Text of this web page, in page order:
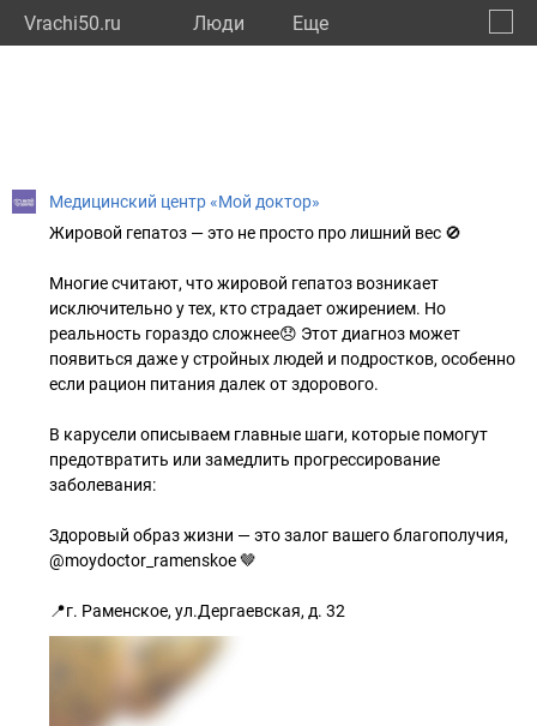
Vrachi50.ru Люди Eще
Медицинский центр «Мой доктор»
Жировой гепатоз — это не просто про лишний вес 🚫
Многие считают, что жировой гепатоз возникает
исключительно у тех, кто страдает ожирением. Но
реальность гораздо сложнее😞 Этот диагноз может
появиться даже у стройных людей и подростков, особенно
если рацион питания далек от здорового.
В карусели описываем главные шаги, которые помогут
предотвратить или замедлить прогрессирование
заболевания:
Здоровый образ жизни — это залог вашего благополучия,
@moydoctor_ramenskoe 🤎
📍г. Раменское, ул.Дергаевская, д. 32